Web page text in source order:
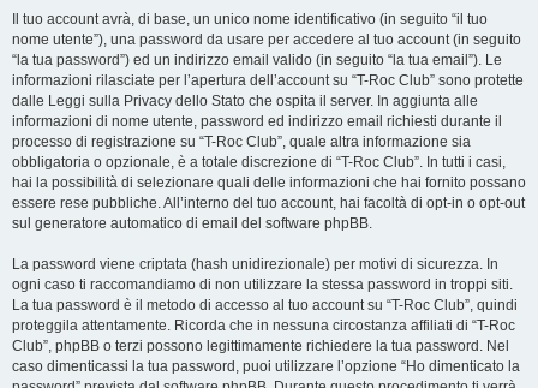
Il tuo account avrà, di base, un unico nome identificativo (in seguito “il tuo
nome utente”), una password da usare per accedere al tuo account (in seguito
“la tua password”) ed un indirizzo email valido (in seguito “la tua email”). Le
informazioni rilasciate per l’apertura dell’account su “T-Roc Club” sono protette
dalle Leggi sulla Privacy dello Stato che ospita il server. In aggiunta alle
informazioni di nome utente, password ed indirizzo email richiesti durante il
processo di registrazione su “T-Roc Club”, quale altra informazione sia
obbligatoria o opzionale, è a totale discrezione di “T-Roc Club”. In tutti i casi,
hai la possibilità di selezionare quali delle informazioni che hai fornito possano
essere rese pubbliche. All’interno del tuo account, hai facoltà di opt-in o opt-out
sul generatore automatico di email del software phpBB.
La password viene criptata (hash unidirezionale) per motivi di sicurezza. In
ogni caso ti raccomandiamo di non utilizzare la stessa password in troppi siti.
La tua password è il metodo di accesso al tuo account su “T-Roc Club”, quindi
proteggila attentamente. Ricorda che in nessuna circostanza affiliati di “T-Roc
Club”, phpBB o terzi possono legittimamente richiedere la tua password. Nel
caso dimenticassi la tua password, puoi utilizzare l’opzione “Ho dimenticato la